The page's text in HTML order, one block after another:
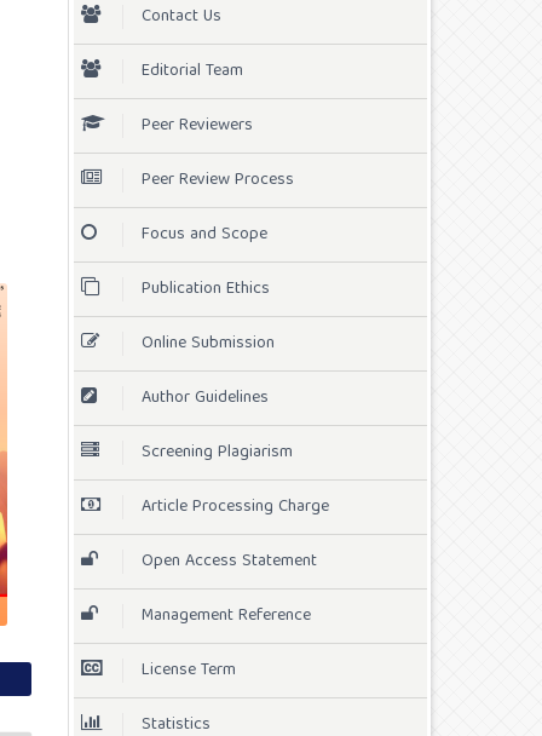
Contact Us
Editorial Team
Peer Reviewers
Peer Review Process
Focus and Scope
Publication Ethics
Online Submission
Author Guidelines
Screening Plagiarism
Article Processing Charge
Open Access Statement
Management Reference
License Term
Statistics